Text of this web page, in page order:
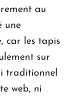
au
une
car les tapis
sur
traditionnel
web, ni